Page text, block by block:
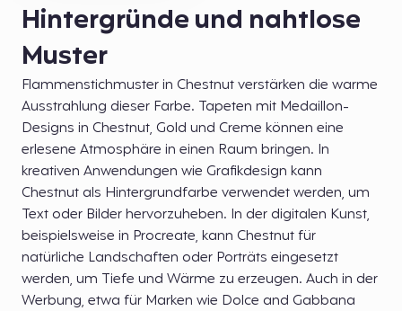
Hintergründe und nahtlose
Muster
Flammenstichmuster in Chestnut verstärken die warme
Ausstrahlung dieser Farbe. Tapeten mit Medaillon-
Designs in Chestnut, Gold und Creme können eine
erlesene Atmosphäre in einen Raum bringen. In
kreativen Anwendungen wie Grafikdesign kann
Chestnut als Hintergrundfarbe verwendet werden, um
Text oder Bilder hervorzuheben. In der digitalen Kunst,
beispielsweise in Procreate, kann Chestnut für
natürliche Landschaften oder Porträts eingesetzt
werden, um Tiefe und Wärme zu erzeugen. Auch in der
Werbung, etwa für Marken wie Dolce and Gabbana